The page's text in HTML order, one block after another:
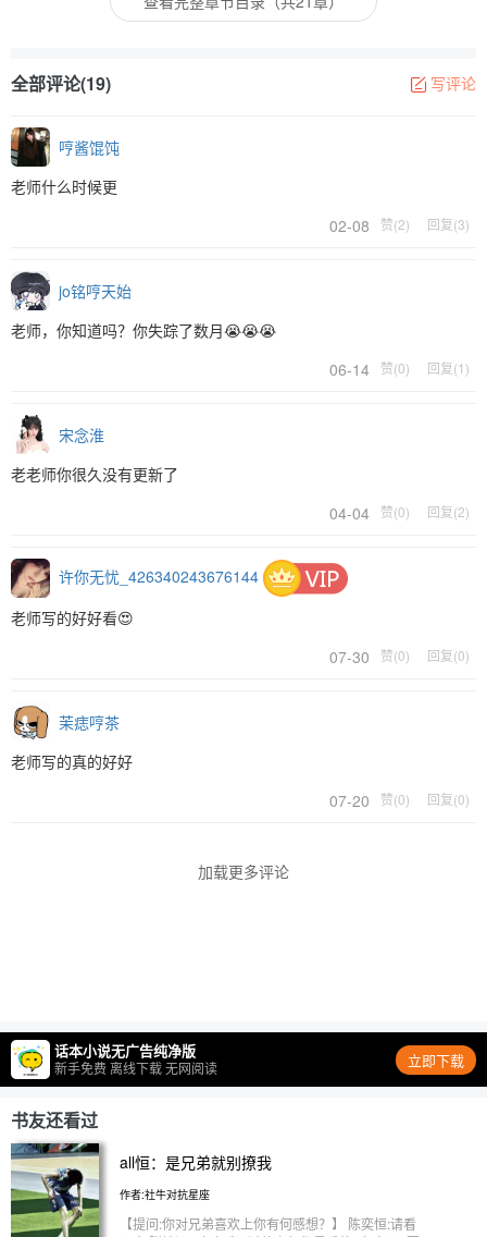
全部评论(19) 写评论
哼酱馄饨
老师什么时候更
02-08
赞(2) 回复(3)
jo铭哼天始
老师，你知道吗？你失踪了数月😭😭😭
06-14
赞(0) 回复(1)
宋念淮
老老师你很久没有更新了
04-04
赞(0) 回复(2)
许你无忧_426340243676144
老师写的好好看😍
07-30
赞(0) 回复(0)
茉痣哼茶
老师写的真的好好
07-20
赞(0) 回复(0)
加载更多评论
话本小说无广告纯净版
新手免费 离线下载 无网阅读 立即下载
书友还看过
all恒：是兄弟就别撩我
作者:社牛对抗星座
【提问:你对兄弟喜欢上你有何感想？】 陈奕恒:请看